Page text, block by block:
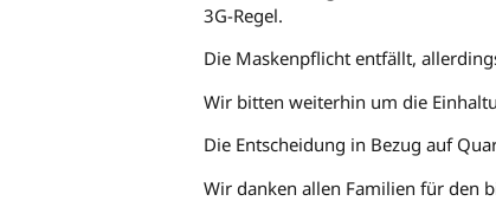
3G-Regel.
Die Maskenpflicht entfällt,
Wir bitten weiterhin um die
Die Entscheidung in Bezug auf
Wir danken allen Familien für den